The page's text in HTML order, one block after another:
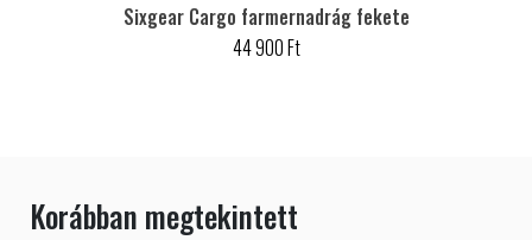
Sixgear Cargo farmernadrág fekete
44 900 Ft
Korábban megtekintett